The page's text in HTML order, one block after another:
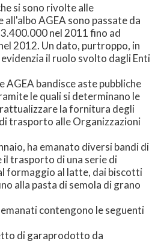
si sono rivolte alle
AGEA sono passate da
nel 2011 fino ad
2012. Un dato, purtroppo, in
il ruolo svolto dagli Enti
AGEA bandisce aste pubbliche
le quali si determinano le
la fornitura degli
trasporto alle Organizzazioni
ha emanato diversi bandi di
trasporto di una serie di
formaggio al latte, dai biscotti
alla pasta di semola di grano
contengono le seguenti
di garaprodotto da